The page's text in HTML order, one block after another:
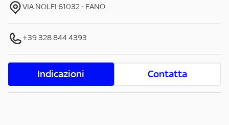
VIA NOLFI 61032- FANO
+39 328 844 4393
Indicazioni Contatta